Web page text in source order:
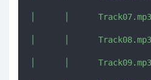
│      │      Track07.mp3
│      │      Track08.mp3
│      │      Track09.mp3